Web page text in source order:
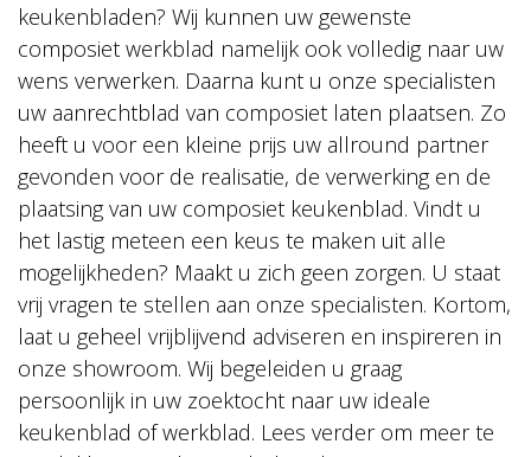
keukenbladen? Wij kunnen uw gewenste
composiet werkblad namelijk ook volledig naar uw
wens verwerken. Daarna kunt u onze specialisten
uw aanrechtblad van composiet laten plaatsen. Zo
heeft u voor een kleine prijs uw allround partner
gevonden voor de realisatie, de verwerking en de
plaatsing van uw composiet keukenblad. Vindt u
het lastig meteen een keus te maken uit alle
mogelijkheden? Maakt u zich geen zorgen. U staat
vrij vragen te stellen aan onze specialisten. Kortom,
laat u geheel vrijblijvend adviseren en inspireren in
onze showroom. Wij begeleiden u graag
persoonlijk in uw zoektocht naar uw ideale
keukenblad of werkblad. Lees verder om meer te